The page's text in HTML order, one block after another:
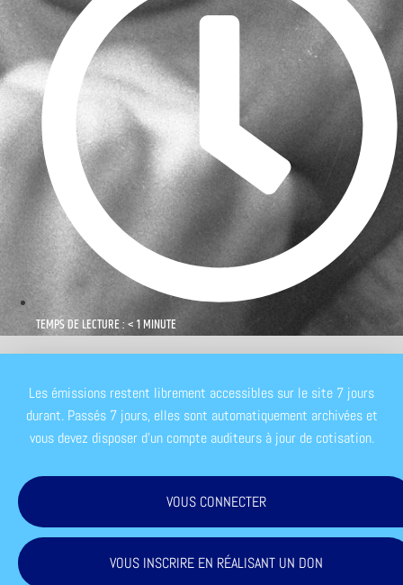
TEMPS DE LECTURE : < 1 MINUTE
Les émissions restent librement accessibles sur le site 7 jours
durant. Passés 7 jours, elles sont automatiquement archivées et
vous devez disposer d'un compte auditeurs à jour de cotisation.
VOUS CONNECTER
VOUS INSCRIRE EN RÉALISANT UN DON